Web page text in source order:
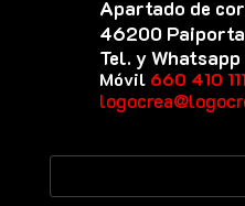
Apartado de
46200
Tel. y Whatsapp
Móvil 660 410 111